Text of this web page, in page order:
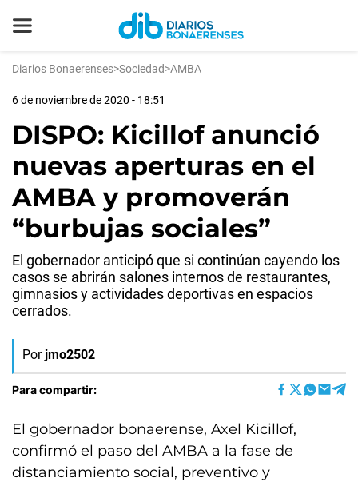
Diarios Bonaerenses>Sociedad>AMBA
6 de noviembre de 2020 - 18:51
DISPO: Kicillof anunció
nuevas aperturas en el
AMBA y promoverán
“burbujas sociales”
El gobernador anticipó que si continúan cayendo los
casos se abrirán salones internos de restaurantes,
gimnasios y actividades deportivas en espacios
cerrados.
Por jmo2502
Para compartir:
El gobernador bonaerense, Axel Kicillof,
confirmó el paso del AMBA a la fase de
distanciamiento social, preventivo y